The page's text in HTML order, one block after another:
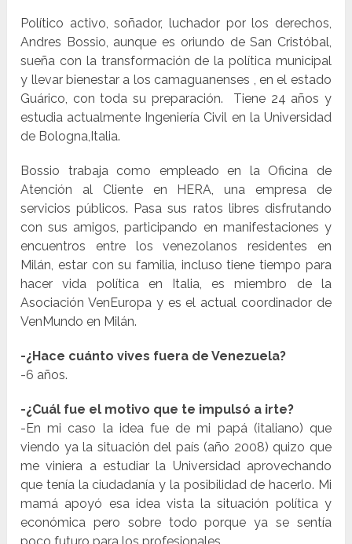
Político activo, soñador, luchador por los derechos,
Andres Bossio, aunque es oriundo de San Cristóbal,
sueña con la transformación de la política municipal
y llevar bienestar a los camaguanenses , en el estado
Guárico, con toda su preparación. Tiene 24 años y
estudia actualmente Ingeniería Civil en la Universidad
de Bologna,Italia.
Bossio trabaja como empleado en la Oficina de
Atención al Cliente en HERA, una empresa de
servicios públicos. Pasa sus ratos libres disfrutando
con sus amigos, participando en manifestaciones y
encuentros entre los venezolanos residentes en
Milán, estar con su familia, incluso tiene tiempo para
hacer vida política en Italia, es miembro de la
Asociación VenEuropa y es el actual coordinador de
VenMundo en Milán.
-¿Hace cuánto vives fuera de Venezuela?
-6 años.
-¿Cuál fue el motivo que te impulsó a irte?
-En mi caso la idea fue de mi papá (italiano) que
viendo ya la situación del país (año 2008) quizo que
me viniera a estudiar la Universidad aprovechando
que tenía la ciudadanía y la posibilidad de hacerlo. Mi
mamá apoyó esa idea vista la situación política y
económica pero sobre todo porque ya se sentía